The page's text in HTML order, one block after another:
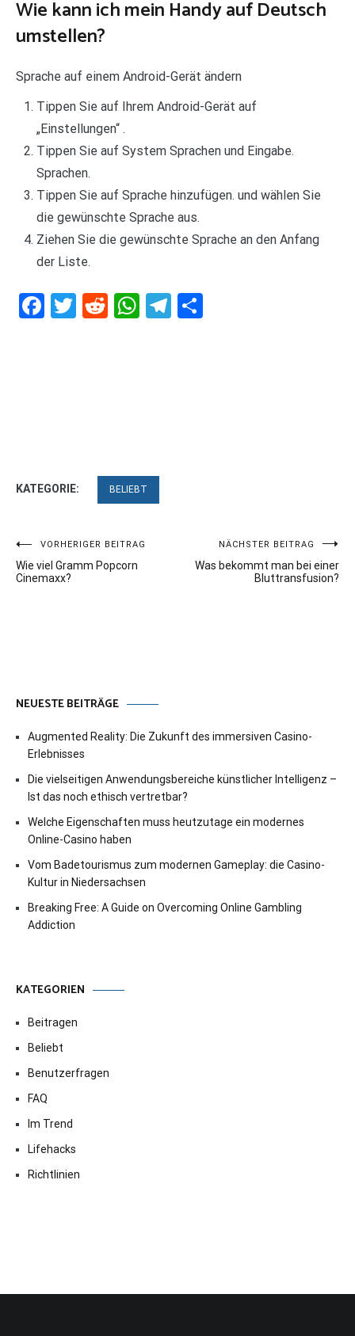
Wie kann ich mein Handy auf Deutsch
umstellen?
Sprache auf einem Android-Gerät ändern
Tippen Sie auf Ihrem Android-Gerät auf
„Einstellungen“ .
Tippen Sie auf System Sprachen und Eingabe.
Sprachen.
Tippen Sie auf Sprache hinzufügen. und wählen Sie
die gewünschte Sprache aus.
Ziehen Sie die gewünschte Sprache an den Anfang
der Liste.
Facebook
Twitter
RedditWhatsApp
Telegram
KATEGORIE: BELIEBT
Beitragsnavigation
VORHERIGER BEITRAG
Wie viel Gramm Popcorn
Cinemaxx?
NÄCHSTER BEITRAG
Was bekommt man bei einer
Bluttransfusion?
NEUESTE BEITRÄGE
Augmented Reality: Die Zukunft des immersiven Casino-
Erlebnisses
Die vielseitigen Anwendungsbereiche künstlicher Intelligenz –
Ist das noch ethisch vertretbar?
Welche Eigenschaften muss heutzutage ein modernes
Online-Casino haben
Vom Badetourismus zum modernen Gameplay: die Casino-
Kultur in Niedersachsen
Breaking Free: A Guide on Overcoming Online Gambling
Addiction
KATEGORIEN
Beitragen
Beliebt
Benutzerfragen
FAQ
Im Trend
Lifehacks
Richtlinien